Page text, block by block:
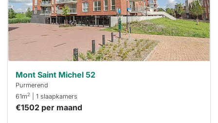
Stekkies helpt
je hierbij!
Mont Saint Michel 52
Purmerend
61m2 | 1 slaapkamers
€1502 per maand